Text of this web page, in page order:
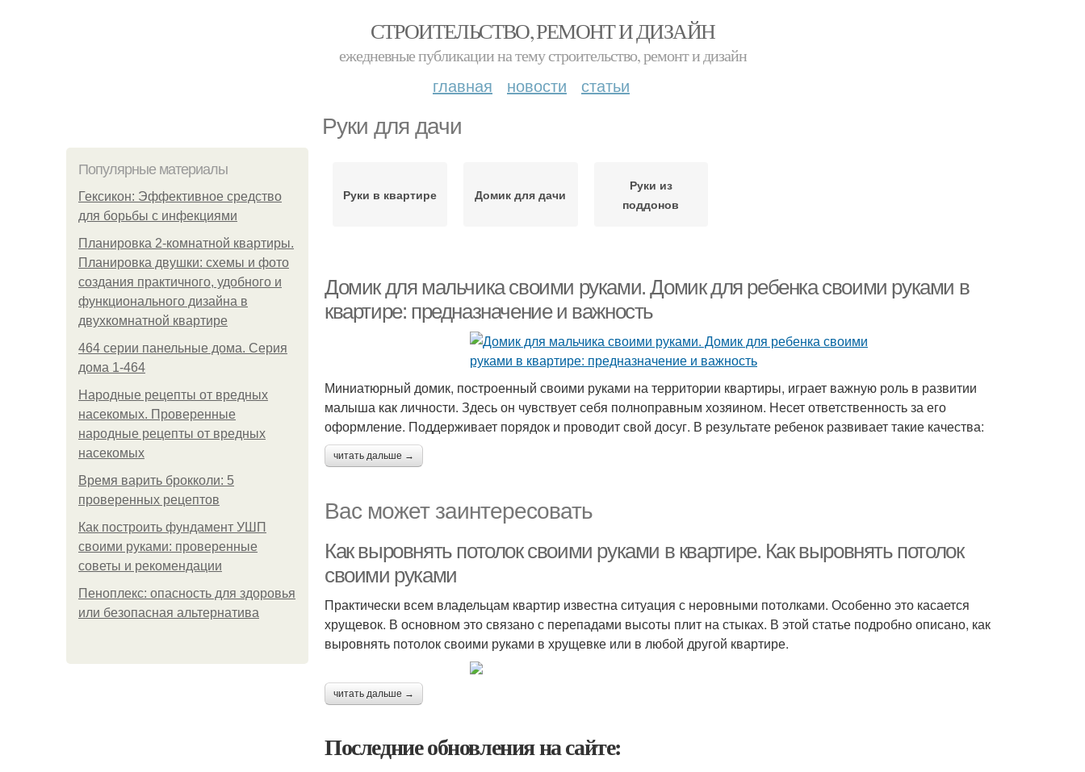
СТРОИТЕЛЬСТВО, РЕМОНТ И ДИЗАЙН
ежедневные публикации на тему строительство, ремонт и дизайн
главная новости статьи
Руки для дачи
Популярные материалы
Гексикон: Эффективное средство
для борьбы с инфекциями
Планировка 2-комнатной квартиры.
Планировка двушки: схемы и фото
создания практичного, удобного и
функционального дизайна в
двухкомнатной квартире
464 серии панельные дома. Серия
дома 1-464
Народные рецепты от вредных
насекомых. Проверенные
народные рецепты от вредных
насекомых
Время варить брокколи: 5
проверенных рецептов
Как построить фундамент УШП
своими руками: проверенные
советы и рекомендации
Пеноплекс: опасность для здоровья
или безопасная альтернатива
Руки в квартире Домик для дачи
Руки из
поддонов
Домик для мальчика своими руками. Домик для ребенка своими руками в
квартире: предназначение и важность
Миниатюрный домик, построенный своими руками на территории квартиры, играет важную роль в развитии
малыша как личности. Здесь он чувствует себя полноправным хозяином. Несет ответственность за его
оформление. Поддерживает порядок и проводит свой досуг. В результате ребенок развивает такие качества:
читать дальше →
Вас может заинтересовать
Как выровнять потолок своими руками в квартире. Как выровнять потолок
своими руками
Практически всем владельцам квартир известна ситуация с неровными потолками. Особенно это касается
хрущевок. В основном это связано с перепадами высоты плит на стыках. В этой статье подробно описано, как
выровнять потолок своими руками в хрущевке или в любой другой квартире.
читать дальше →
Последние обновления на сайте: